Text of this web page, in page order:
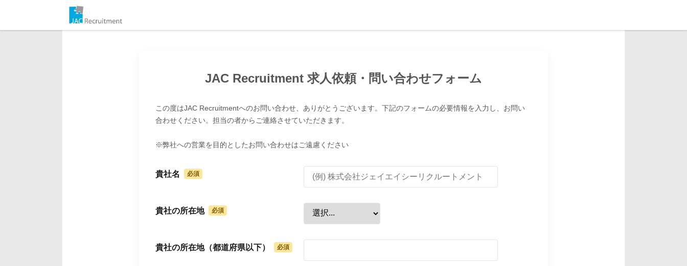
JAC Recruitment 求人依頼・問い合わせフォーム
この度はJAC Recruitmentへのお問い合わせ、ありがとうございます。下記のフォームの必要情報を入力し、お問い
合わせください。担当の者からご連絡させていただきます。
※弊社への営業を目的としたお問い合わせはご遠慮ください
貴社名
貴社の所在地
貴社の所在地（都道府県以下）